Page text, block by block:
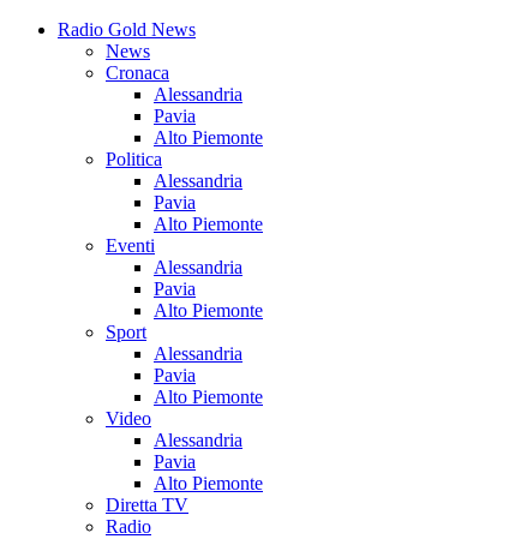
Radio Gold News
News
Cronaca
Alessandria
Pavia
Alto Piemonte
Politica
Alessandria
Pavia
Alto Piemonte
Eventi
Alessandria
Pavia
Alto Piemonte
Sport
Alessandria
Pavia
Alto Piemonte
Video
Alessandria
Pavia
Alto Piemonte
Diretta TV
Radio